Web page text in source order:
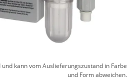
kann vom Auslieferungszustand in Farbe
und Form abweichen.